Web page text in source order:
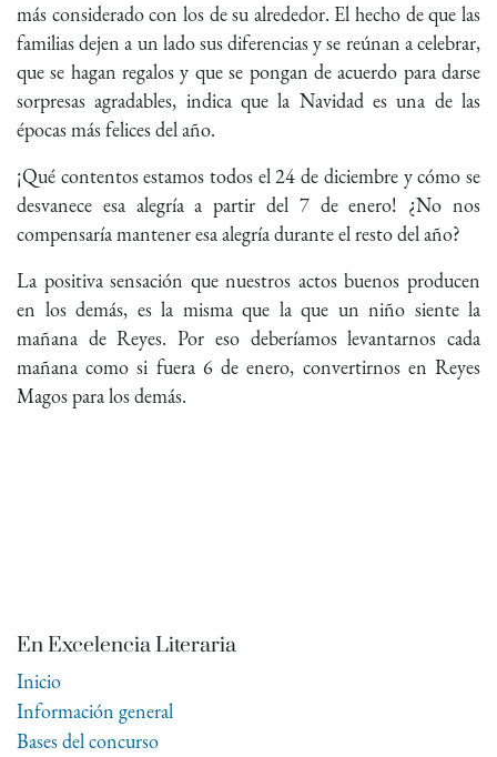
más considerado con los de su alrededor. El hecho de que las
familias dejen a un lado sus diferencias y se reúnan a celebrar,
que se hagan regalos y que se pongan de acuerdo para darse
sorpresas agradables, indica que la Navidad es una de las
épocas más felices del año.
¡Qué contentos estamos todos el 24 de diciembre y cómo se
desvanece esa alegría a partir del 7 de enero! ¿No nos
compensaría mantener esa alegría durante el resto del año?
La positiva sensación que nuestros actos buenos producen
en los demás, es la misma que la que un niño siente la
mañana de Reyes. Por eso deberíamos levantarnos cada
mañana como si fuera 6 de enero, convertirnos en Reyes
Magos para los demás.
En Excelencia Literaria
Inicio
Información general
Bases del concurso